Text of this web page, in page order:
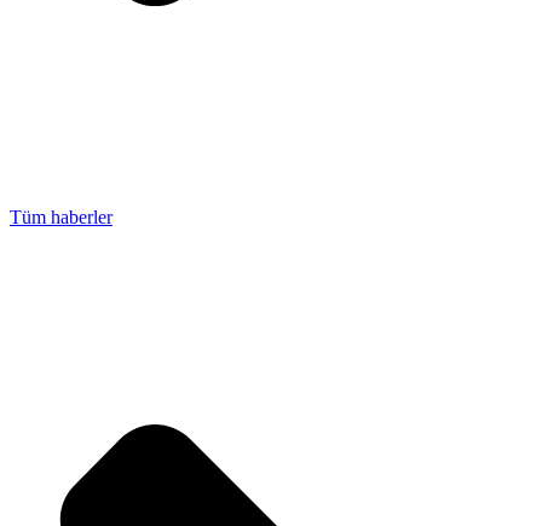
Tüm haberler